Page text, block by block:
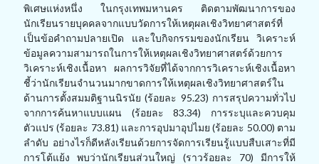
พิเศษแห่งหนึ่ง ในกรุงเทพมหานคร ติดตามพัฒนาการของ
นักเรียนรายบุคคลจากแบบวัดการให้เหตุผลเชิงวิทยาศาสตร์ที่
เป็นข้อคำถามปลายเปิด และใบกิจกรรมของนักเรียน วิเคราะห์
ข้อมูลความสามารถในการให้เหตุผลเชิงวิทยาศาสตร์ด้วยการ
วิเคราะห์เชิงเนื้อหา ผลการวิจัยที่ได้จากการวิเคราะห์เชิงเนื้อหา
ชี้ว่านักเรียนจำนวนมากขาดการให้เหตุผลเชิงวิทยาศาสตร์ใน
ด้านการตั้งสมมติฐานนิรนัย (ร้อยละ 95.23) การสรุปความทั่วไป
จากการค้นหาแบบแผน (ร้อยละ 83.34) การระบุและควบคุม
ตัวแปร (ร้อยละ 73.81) และการอุปมาอุปไมย (ร้อยละ 50.00) ตาม
ลำดับ อย่างไรก็ดีหลังเรียนด้วยการจัดการเรียนรู้แบบสืบเสาะที่มี
การโต้แย้ง พบว่านักเรียนส่วนใหญ่ (ราวร้อยละ 70) มีการให้